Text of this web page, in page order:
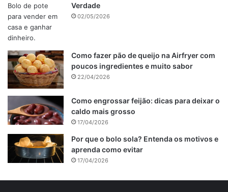
Verdade
02/05/2026
Como fazer pão de queijo na Airfryer com
poucos ingredientes e muito sabor
22/04/2026
Como engrossar feijão: dicas para deixar o
caldo mais grosso
17/04/2026
Por que o bolo sola? Entenda os motivos e
aprenda como evitar
17/04/2026